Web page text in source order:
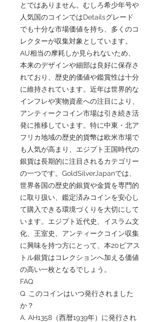
とではありません。むしろ希少年号や
人気国のコインではDetailsグレード
でも十分な市場価値を持ち、多くのコ
レクターが収集対象としています。
AU相当の摩耗しか見られないため、
本来のデザインや細部は良好に保存さ
れており、歴史的価値や鑑賞性は十分
に維持されています。近年は世界的な
インフレや実物資産への注目により、
アンティークコイン市場は引き続き活
発に推移しています。特に中東・北ア
フリカ地域の歴史的貨幣は欧米市場で
も人気が高まり、エジプト王国時代の
銀貨は長期的に注目されるカテゴリー
の一つです。GoldSilverJapanでは、
世界各国の歴史的銀貨や金貨を専門的
に取り扱い、鑑定済みコインを安心し
て購入できる環境づくりを大切にして
います。エジプト近代史、イスラム文
化、王室史、アンティークコイン収集
に興味を持つ方にとって、本20ピアス
トル銀貨はコレクションへ加える価値
の高い一枚となるでしょう。
FAQ
Q. このコインはいつ発行されました
か？
A. AH1358（西暦1939年）に発行され